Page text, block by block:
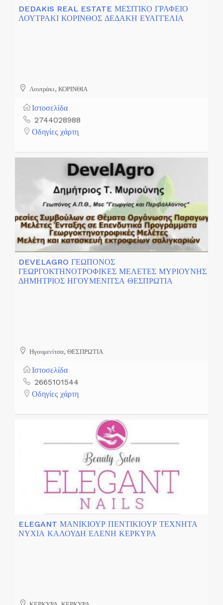
DEDAKIS REAL ESTATE ΜΕΣΙΤΙΚΟ ΓΡΑΦΕΙΟ
ΛΟΥΤΡΑΚΙ ΚΟΡΙΝΘΟΣ ΔΕΔΑΚΗ ΕΥΑΓΓΕΛΙΑ
Λουτράκι, ΚΟΡΙΝΘΙΑ
Ιστοσελίδα
2744028988
Οδηγίες χάρτη
DEVELAGRO ΓΕΩΠΟΝΟΣ
ΓΕΩΡΓΟΚΤΗΝΟΤΡΟΦΙΚΕΣ ΜΕΛΕΤΕΣ ΜΥΡΙΟΥΝΗΣ
ΔΗΜΗΤΡΙΟΣ ΗΓΟΥΜΕΝΙΤΣΑ ΘΕΣΠΡΩΤΙΑ
Ηγουμενίτσα, ΘΕΣΠΡΩΤΙΑ
Ιστοσελίδα
2665101544
Οδηγίες χάρτη
ELEGANT ΜΑΝΙΚΙΟΥΡ ΠΕΝΤΙΚΙΟΥΡ ΤΕΧΝΗΤΑ
ΝΥΧΙΑ ΚΑΛΟΥΔΗ ΕΛΕΝΗ ΚΕΡΚΥΡΑ